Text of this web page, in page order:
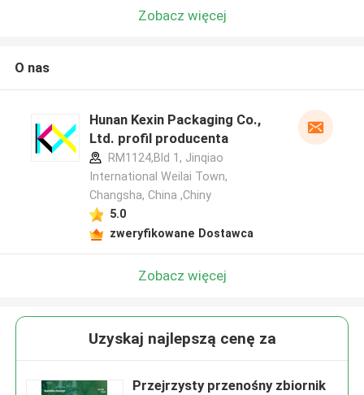
Zobacz więcej
O nas
Hunan Kexin Packaging Co.,
Ltd. profil producenta
RM1124,Bld 1, Jinqiao
International Weilai Town,
Changsha, China ,Chiny
5.0
zweryfikowane Dostawca
Zobacz więcej
Uzyskaj najlepszą cenę za
Przejrzysty przenośny zbiornik